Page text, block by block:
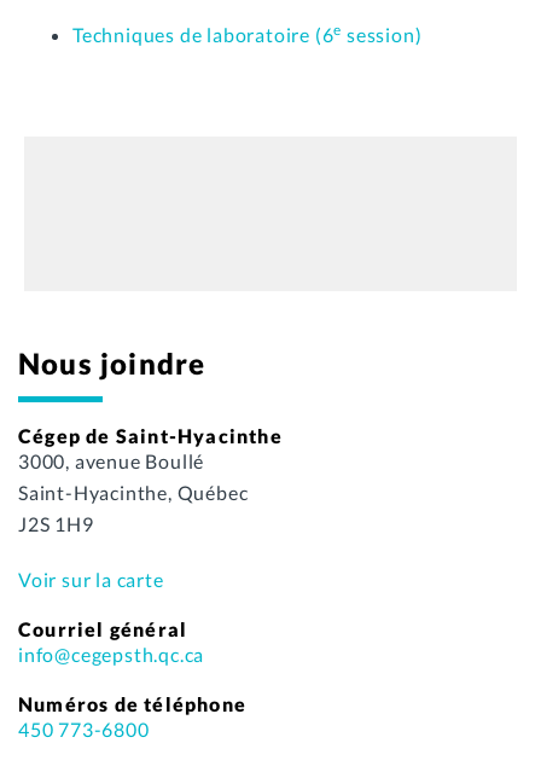
Techniques de laboratoire (6e session)
Nous joindre
Cégep de Saint-Hyacinthe
3000, avenue Boullé
Saint-Hyacinthe, Québec
J2S 1H9
Voir sur la carte
Courriel général
info@cegepsth.qc.ca
Numéros de téléphone
450 773-6800